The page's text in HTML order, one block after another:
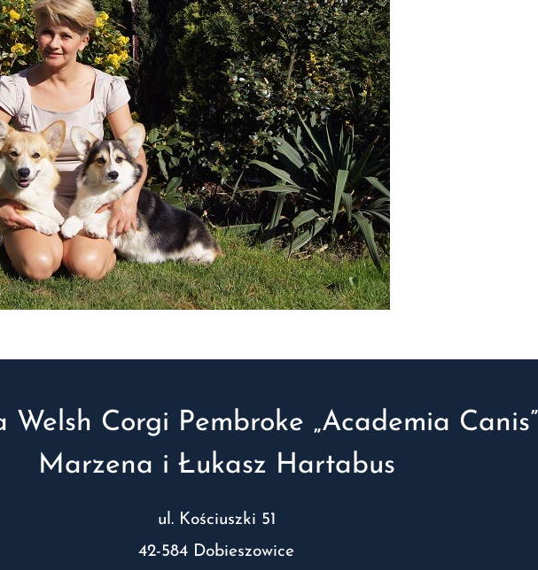
Welsh Corgi Pembroke „Academia Canis”
Marzena i Łukasz Hartabus
ul. Kościuszki 51
42-584 Dobieszowice